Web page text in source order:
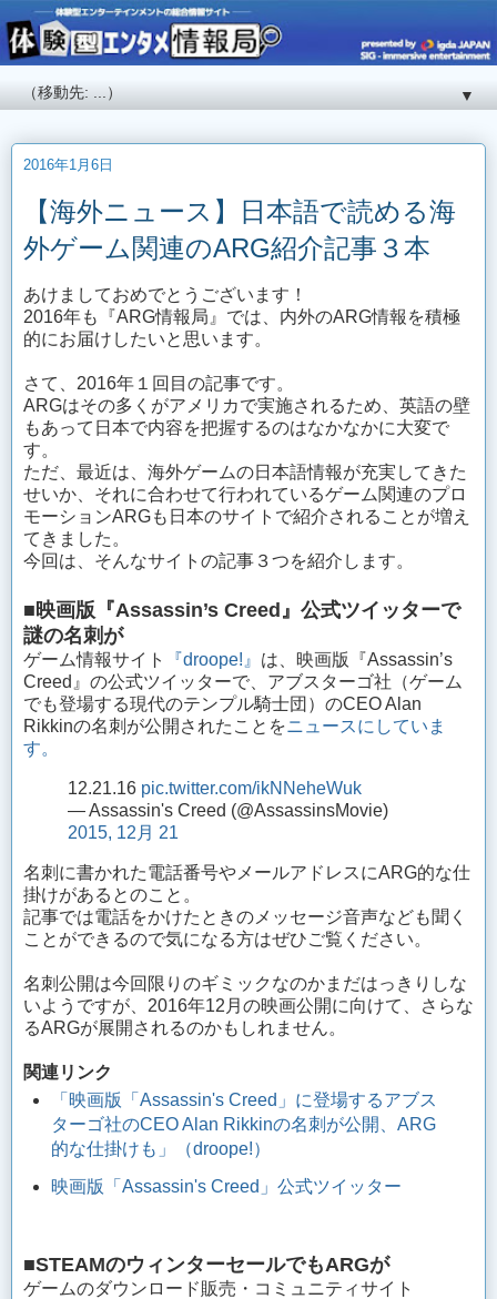
▼
2016年1月6日
【海外ニュース】日本語で読める海
外ゲーム関連のARG紹介記事３本
あけましておめでとうございます！
2016年も『ARG情報局』では、内外のARG情報を積極
的にお届けしたいと思います。
さて、2016年１回目の記事です。
ARGはその多くがアメリカで実施されるため、英語の壁
もあって日本で内容を把握するのはなかなかに大変で
す。
ただ、最近は、海外ゲームの日本語情報が充実してきた
せいか、それに合わせて行われているゲーム関連のプロ
モーションARGも日本のサイトで紹介されることが増え
てきました。
今回は、そんなサイトの記事３つを紹介します。
■映画版『Assassin’s Creed』公式ツイッターで
謎の名刺が
ゲーム情報サイト 『droope!』 は、映画版『Assassin’s
Creed』の公式ツイッターで、アブスターゴ社（ゲーム
でも登場する現代のテンプル騎士団）のCEO Alan
Rikkinの名刺が公開されたことをニュースにしていま
す。
12.21.16 pic.twitter.com/ikNNeheWuk
— Assassin's Creed (@AssassinsMovie)
2015, 12月 21
名刺に書かれた電話番号やメールアドレスにARG的な仕
掛けがあるとのこと。
記事では電話をかけたときのメッセージ音声なども聞く
ことができるので気になる方はぜひご覧ください。
名刺公開は今回限りのギミックなのかまだはっきりしな
いようですが、2016年12月の映画公開に向けて、さらな
るARGが展開されるのかもしれません。
関連リンク
「 映画版「Assassin's Creed」に登場するアブス
ターゴ社のCEO Alan Rikkinの名刺が公開、ARG
的な仕掛けも」（droope!）
映画版「Assassin's Creed」公式ツイッター
■STEAMのウィンターセールでもARGが
ゲームのダウンロード販売・コミュニティサイト